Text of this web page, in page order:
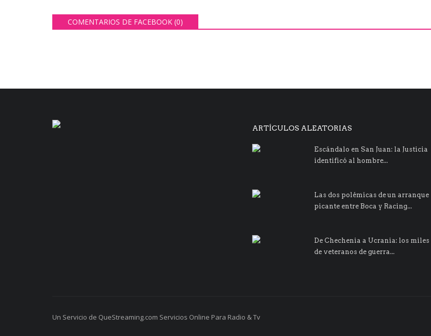
COMENTARIOS DE FACEBOOK (0)
ARTÍCULOS ALEATORIAS
Escándalo en San Juan: la Justicia
identificó al hombre...
Las dos polémicas de un arranque
picante entre Boca y Racing...
De Chechenia a Ucrania: los miles
de veteranos de guerra...
Un Servicio de QueStreaming.com Servicios Online Para Radio & Tv